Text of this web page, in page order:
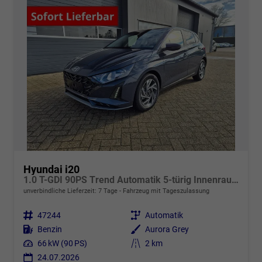
Hyundai i20
1.0 T-GDI 90PS Trend Automatik 5-türig Innenraumkamera 2xKeyless Klimaautomatik Sitzheizung Lenkradheizung Navi Rückf.Kamera PDC Apple CarPlay Android Auto Tempomat Touchscreen 16"LM
unverbindliche Lieferzeit: 7 Tage Fahrzeug mit Tageszulassung
Fahrzeugnr. 47244 Getriebe Automatik
Kraftstoff Benzin Außenfarbe Aurora Grey
Leistung 66 kW (90 PS) Kilometerstand 2 km
24.07.2026